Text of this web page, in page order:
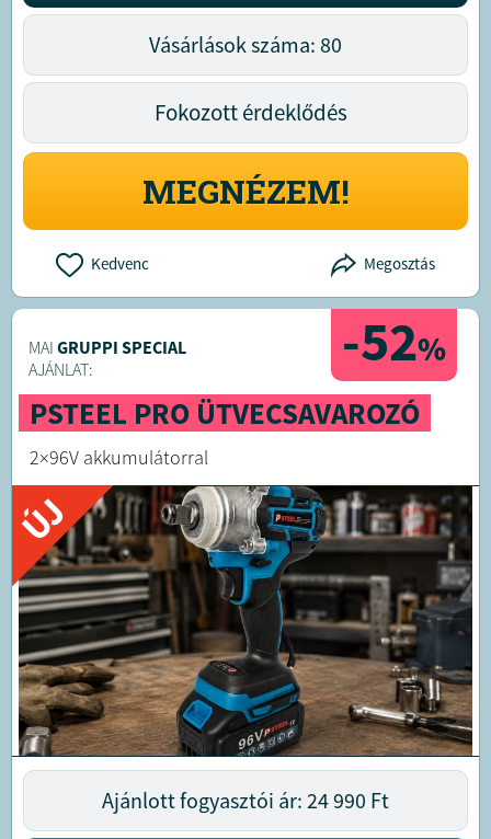
Vásárlások száma: 80
Fokozott érdeklődés
MEGNÉZEM!
Kedvenc Megosztás
-52%
MAI GRUPPI SPECIAL
AJÁNLAT:
PSTEEL PRO ÜTVECSAVAROZÓ
2×96V akkumulátorral
ÚJ
Ajánlott fogyasztói ár: 24 990 Ft